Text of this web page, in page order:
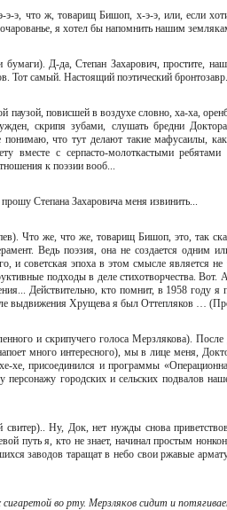
что ж, товарищ Бишоп, х-э-э, или, если
я хотел бы напомнить нашим
Д-да, Степан Захарович, простите,
Тот самый. Настоящий поэтический бронтозавр.
паузой, повисшей в воздухе словно, ха-ха,
скрипя зубами, слушать бредни
понимаю, что тут делают такие мафусаилы,
вместе с серпасто-молоткастыми
к поэзии вооб...
Степана Захаровича меня извинить...
Что же, что же, товарищ Бишоп, это, так
Ведь поэзия, она не создается одним
и советская эпоха в этом смысле является
подходы в деле стихотворчества.
Действительно, кто помнит, в 1958 году я
выдвижения Хрущева я был Оттепляков …
и скрипучего голоса Мерзлякова). После
много интересного), мы в лице меня,
хе, присоединился и программы
персонажу городских и сельских подвалов
Ну, Док, нет нужды снова
путь я, кто не знает, начинал простым
заводов таращат в небо свои ржавые
во рту. Мерзляков сидит и